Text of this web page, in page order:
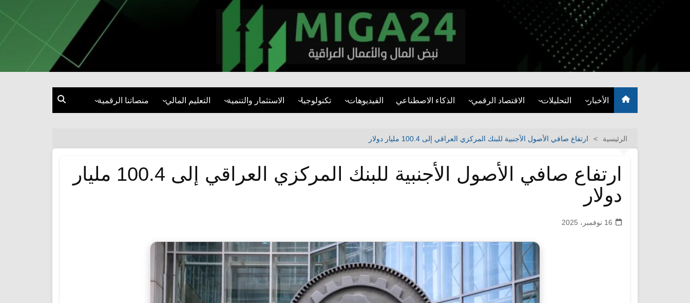
miga24.com نبض المال والأعمال العراقية
الأخبار
الاقتصاد المحلي
متداول
أقتصاد دولي
طاقة
التجارة والأعمال
المؤتمرات والمشاريع
التحليلات
التقارير والأبحاث
الاقتصاد الرقمي
تقنيات الدفع
الذكاء الاصطناعي الفيديوهات
مقابلات
تكنولوجيا الاستثمار والتنمية
التنمية المستدامة
التعليم المالي منصاتنا الرقمية
إكس
الرئيسية ارتفاع صافي الأصول الأجنبية للبنك المركزي العراقي إلى 100.4 مليار دولار
ارتفاع صافي الأصول الأجنبية للبنك المركزي العراقي إلى 100.4 مليار
دولار
16 نوفمبر، 2025